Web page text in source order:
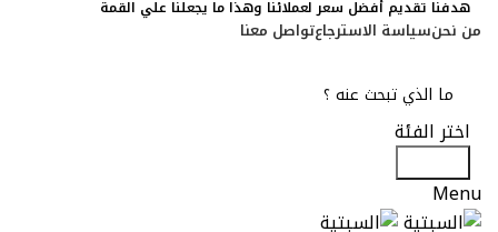
هدفنا تقديم أفضل سعر لعملائنا وهذا ما يجعلنا علي القمة
من نحنسياسة الاسترجاعتواصل معنا
اختر الفئة
Menu